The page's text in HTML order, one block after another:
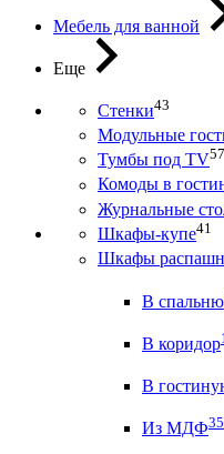
Мебель для ванной
Еще
Стенки43
Модульные
Тумбы под ТV57
Комоды в
Журнальные
Шкафы-купе41
Шкафы
В спальню
В коридор
В
Из МДФ35